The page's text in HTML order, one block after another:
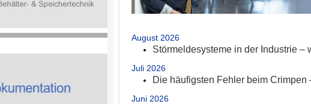
August 2026
Störmeldesysteme in der Industrie
Juli 2026
Die häufigsten Fehler beim
Juni 2026